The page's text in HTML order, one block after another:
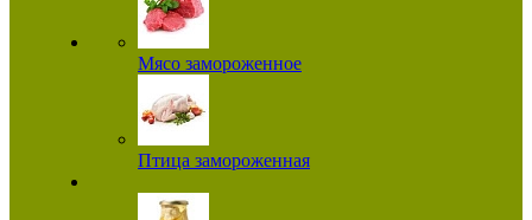
Мясо замороженное
Птица замороженная